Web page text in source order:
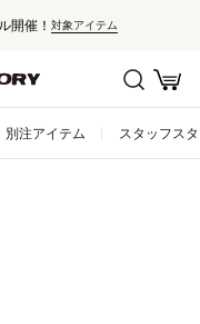
開催！ 対象アイテム
別注アイテム スタッフス